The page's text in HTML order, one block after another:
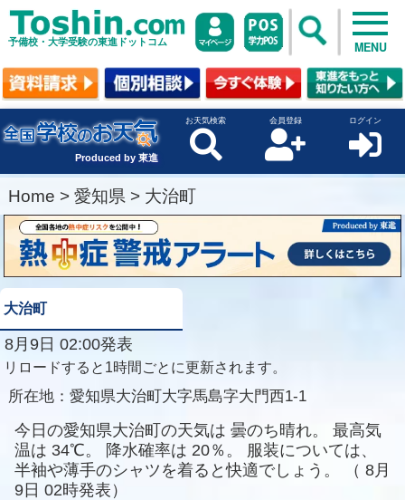
予備校・大学受験の東進ドットコム MENU
Produced by 東進
お天気検索 会員登録 ログイン
Home > 愛知県 > 大治町
大治町
8月9日 02:00発表
リロードすると1時間ごとに更新されます。
所在地： 愛知県大治町大字馬島字大門西1-1
今日の愛知県大治町の天気は 曇のち晴れ。
最高気
温は 34℃。 降水確率は 20％。
服装については、
半袖や薄手のシャツを着ると快適でしょう。
（ 8月
9日 02時発表）